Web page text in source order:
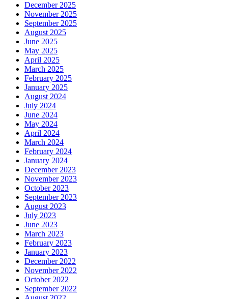
December 2025
November 2025
September 2025
August 2025
June 2025
May 2025
April 2025
March 2025
February 2025
January 2025
August 2024
July 2024
June 2024
May 2024
April 2024
March 2024
February 2024
January 2024
December 2023
November 2023
October 2023
September 2023
August 2023
July 2023
June 2023
March 2023
February 2023
January 2023
December 2022
November 2022
October 2022
September 2022